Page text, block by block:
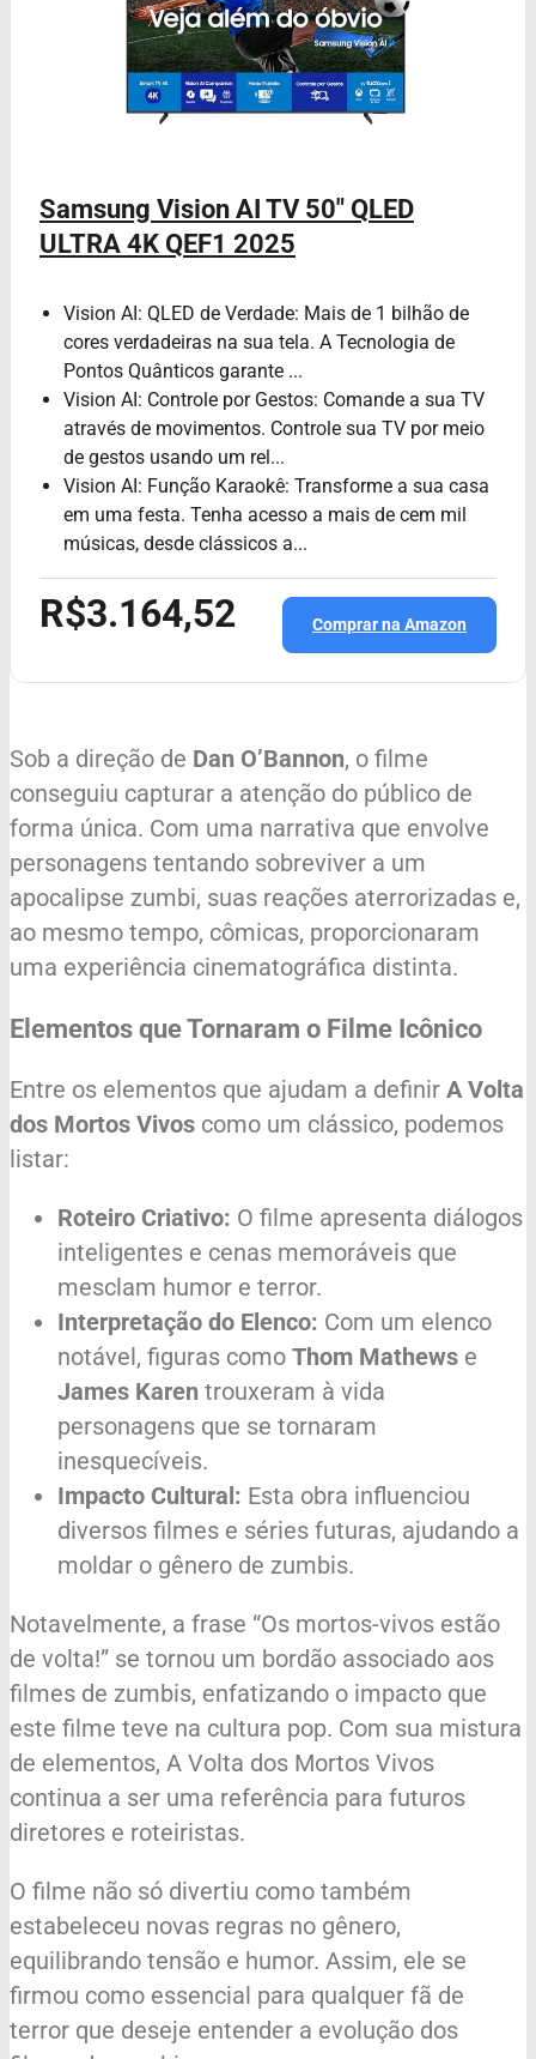
Samsung Vision AI TV 50" QLED
ULTRA 4K QEF1 2025
Vision AI: QLED de Verdade: Mais de 1 bilhão de
cores verdadeiras na sua tela. A Tecnologia de
Pontos Quânticos garante ...
Vision AI: Controle por Gestos: Comande a sua TV
através de movimentos. Controle sua TV por meio
de gestos usando um rel...
Vision AI: Função Karaokê: Transforme a sua casa
em uma festa. Tenha acesso a mais de cem mil
músicas, desde clássicos a...
R$3.164,52 Comprar na Amazon
Sob a direção de Dan O’Bannon, o filme
conseguiu capturar a atenção do público de
forma única. Com uma narrativa que envolve
personagens tentando sobreviver a um
apocalipse zumbi, suas reações aterrorizadas e,
ao mesmo tempo, cômicas, proporcionaram
uma experiência cinematográfica distinta.
Elementos que Tornaram o Filme Icônico
Entre os elementos que ajudam a definir A Volta
dos Mortos Vivos como um clássico, podemos
listar:
Roteiro Criativo: O filme apresenta diálogos
inteligentes e cenas memoráveis que
mesclam humor e terror.
Interpretação do Elenco: Com um elenco
notável, figuras como Thom Mathews e
James Karen trouxeram à vida
personagens que se tornaram
inesquecíveis.
Impacto Cultural: Esta obra influenciou
diversos filmes e séries futuras, ajudando a
moldar o gênero de zumbis.
Notavelmente, a frase “Os mortos-vivos estão
de volta!” se tornou um bordão associado aos
filmes de zumbis, enfatizando o impacto que
este filme teve na cultura pop. Com sua mistura
de elementos, A Volta dos Mortos Vivos
continua a ser uma referência para futuros
diretores e roteiristas.
O filme não só divertiu como também
estabeleceu novas regras no gênero,
equilibrando tensão e humor. Assim, ele se
firmou como essencial para qualquer fã de
terror que deseje entender a evolução dos